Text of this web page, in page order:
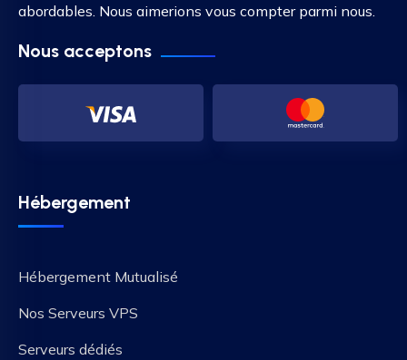
abordables. Nous aimerions vous compter parmi nous.
Nous acceptons
Hébergement
Hébergement Mutualisé
Nos Serveurs VPS
Serveurs dédiés